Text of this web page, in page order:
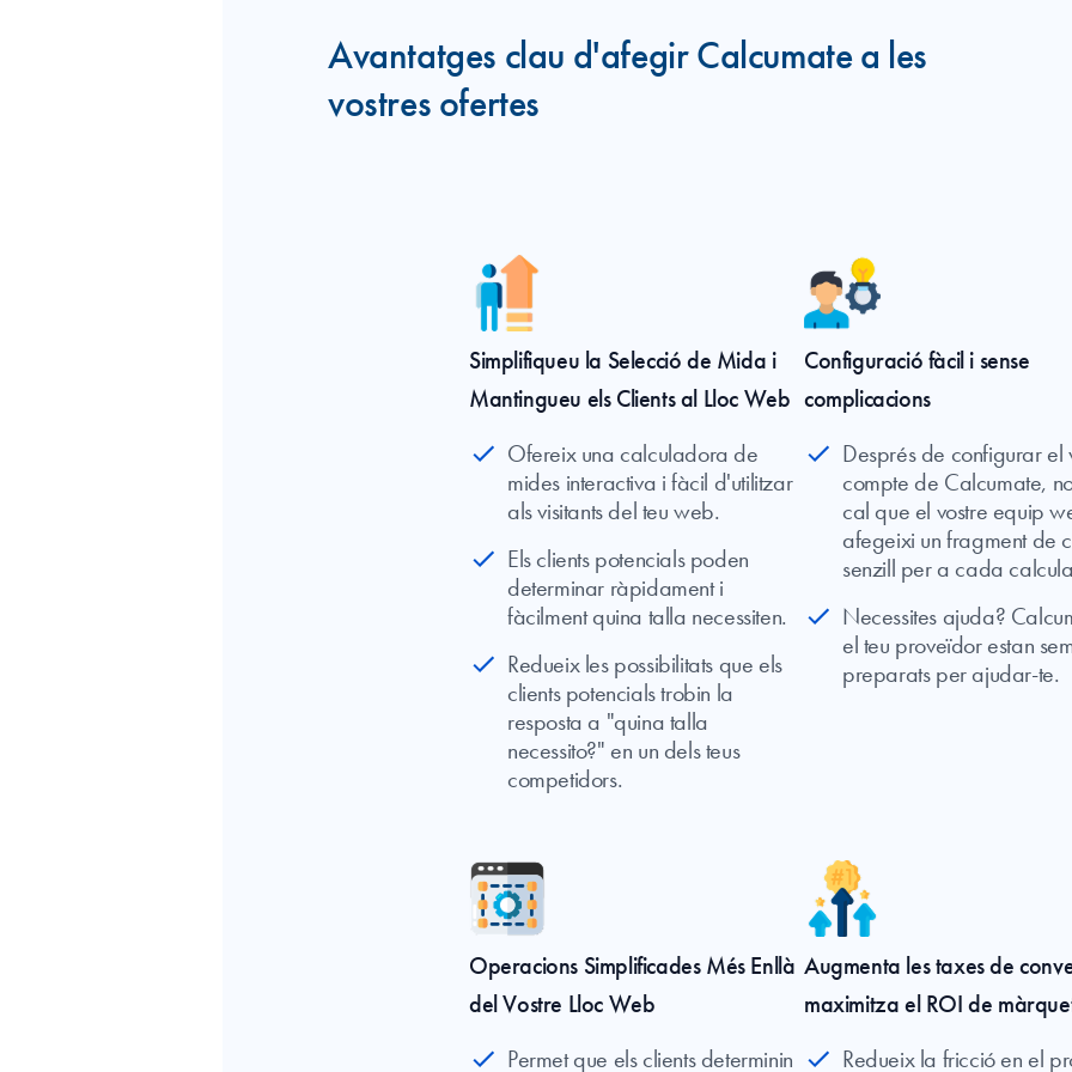
Avantatges clau d'afegir Calcumate a les
vostres ofertes
Simplifiqueu la Selecció de Mida i
Mantingueu els Clients al Lloc Web
Ofereix una calculadora de
mides interactiva i fàcil d'utilitzar
als visitants del teu web.
Els clients potencials poden
determinar ràpidament i
fàcilment quina talla necessiten.
Redueix les possibilitats que els
clients potencials trobin la
resposta a "quina talla
necessito?" en un dels teus
competidors.
Configuració fàcil i sense
complicacions
Després de configurar el
compte de Calcumate,
cal que el vostre equip
afegeixi un fragment de
senzill per a cada
Necessites ajuda?
el teu proveïdor estan
preparats per ajudar-te.
Operacions Simplificades Més Enllà
del Vostre Lloc Web
Permet que els clients determinin
Augmenta les taxes de
maximitza el ROI de
Redueix la fricció en el